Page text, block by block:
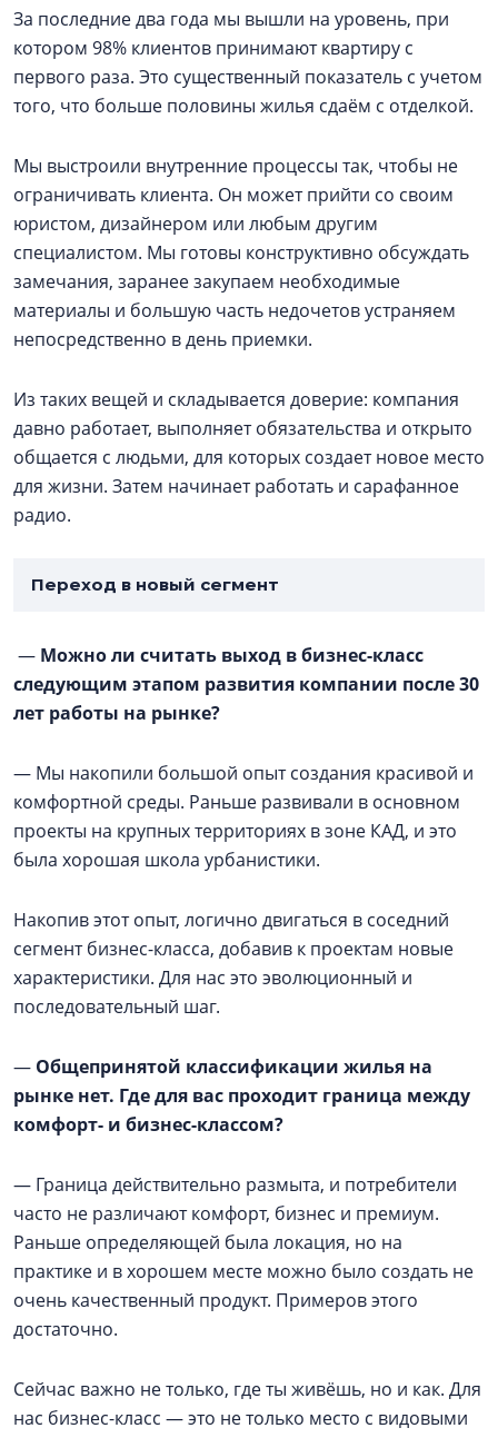
За последние два года мы вышли на уровень, при
котором 98% клиентов принимают квартиру с
первого раза. Это существенный показатель с учетом
того, что больше половины жилья сдаём с отделкой.
Мы выстроили внутренние процессы так, чтобы не
ограничивать клиента. Он может прийти со своим
юристом, дизайнером или любым другим
специалистом. Мы готовы конструктивно обсуждать
замечания, заранее закупаем необходимые
материалы и большую часть недочетов устраняем
непосредственно в день приемки.
Из таких вещей и складывается доверие: компания
давно работает, выполняет обязательства и открыто
общается с людьми, для которых создает новое место
для жизни. Затем начинает работать и сарафанное
радио.
Переход в новый сегмент
— Можно ли считать выход в бизнес-класс
следующим этапом развития компании после 30
лет работы на рынке?
— Мы накопили большой опыт создания красивой и
комфортной среды. Раньше развивали в основном
проекты на крупных территориях в зоне КАД, и это
была хорошая школа урбанистики.
Накопив этот опыт, логично двигаться в соседний
сегмент бизнес-класса, добавив к проектам новые
характеристики. Для нас это эволюционный и
последовательный шаг.
— Общепринятой классификации жилья на
рынке нет. Где для вас проходит граница между
комфорт- и бизнес-классом?
— Граница действительно размыта, и потребители
часто не различают комфорт, бизнес и премиум.
Раньше определяющей была локация, но на
практике и в хорошем месте можно было создать не
очень качественный продукт. Примеров этого
достаточно.
Сейчас важно не только, где ты живёшь, но и как. Для
нас бизнес-класс — это не только место с видовыми